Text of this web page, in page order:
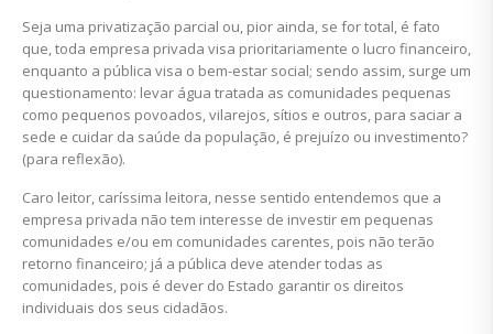
Seja uma privatização parcial ou, pior ainda, se for total, é fato
que, toda empresa privada visa prioritariamente o lucro financeiro,
enquanto a pública visa o bem-estar social; sendo assim, surge um
questionamento: levar água tratada as comunidades pequenas
como pequenos povoados, vilarejos, sítios e outros, para saciar a
sede e cuidar da saúde da população, é prejuízo ou investimento?
(para reflexão).
Caro leitor, caríssima leitora, nesse sentido entendemos que a
empresa privada não tem interesse de investir em pequenas
comunidades e/ou em comunidades carentes, pois não terão
retorno financeiro; já a pública deve atender todas as
comunidades, pois é dever do Estado garantir os direitos
individuais dos seus cidadãos.